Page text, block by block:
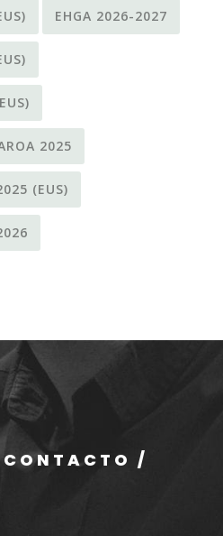
EHGA 2026-2027
2025
(EUS)
/